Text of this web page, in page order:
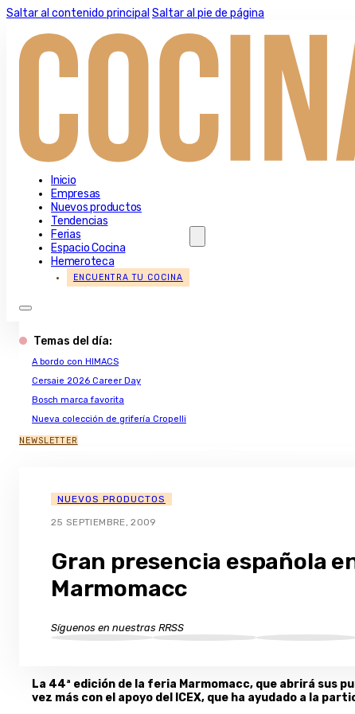
Saltar al contenido principal Saltar al pie de página
Inicio
Empresas
Nuevos productos
Tendencias
Ferias
Espacio Cocina
Hemeroteca
ENCUENTRA TU COCINA
Temas del día:
A bordo con HIMACS
Cersaie 2026 Career Day
Bosch marca favorita
Nueva colección de grifería Cropelli
NEWSLETTER
NUEVOS PRODUCTOS
25 SEPTIEMBRE, 2009
Gran presencia española
Marmomacc
Síguenos en nuestras RRSS
La 44ª edición de la feria Marmomacc, que abrirá sus
vez más con el apoyo del ICEX, que ha ayudado a la